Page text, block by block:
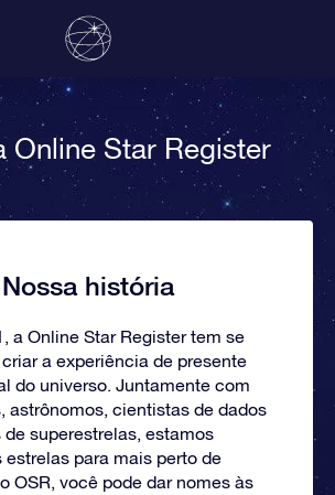
Online Star Register
Nossa história
a Online Star Register tem se
a experiência de presente
do universo. Juntamente com
astrônomos, cientistas de dados
de superestrelas, estamos
estrelas para mais perto de
OSR, você pode dar nomes às